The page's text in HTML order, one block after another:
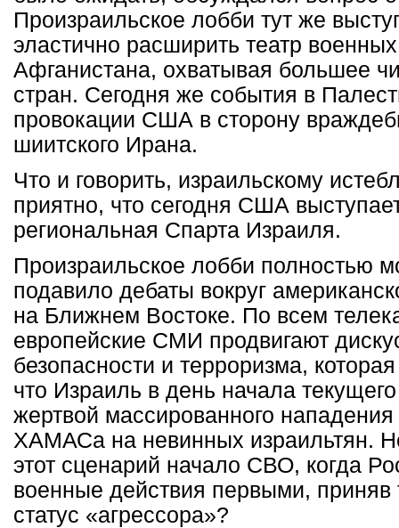
Произраильское лобби тут же
эластично расширить театр
Афганистана, охватывая большее
стран. Сегодня же события в
провокации США в сторону
шиитского Ирана.
Что и говорить, израильскому
приятно, что сегодня США
региональная Спарта Израиля.
Произраильское лобби полностью
подавило дебаты вокруг
на Ближнем Востоке. По всем
европейские СМИ продвигают
безопасности и терроризма,
что Израиль в день начала
жертвой массированного нападения
ХАМАСа на невинных израильтян.
этот сценарий начало СВО, когда
военные действия первыми,
статус «агрессора»?